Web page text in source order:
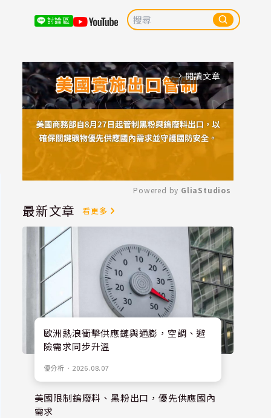
討論區
arrow_forward_ios 閱讀文章
Mute
Powered by GliaStudios
最新文章 看更多
歐洲熱浪衝擊供應鏈與通膨，空調、避
險需求同步升溫
優分析 ． 2026.08.07
美國限制鎢廢料、黑粉出口，優先供應國內
需求